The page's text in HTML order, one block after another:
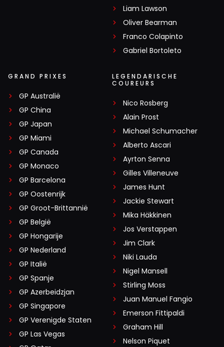
Liam Lawson
Oliver Bearman
Franco Colapinto
Gabriel Bortoleto
GRAND PRIXES
GP Australië
GP China
GP Japan
GP Miami
GP Canada
GP Monaco
GP Barcelona
GP Oostenrijk
GP Groot-Brittannië
GP België
GP Hongarije
GP Nederland
GP Italië
GP Spanje
GP Azerbeidzjan
GP Singapore
GP Verenigde Staten
GP Las Vegas
LEGENDARISCHE
COUREURS
Nico Rosberg
Alain Prost
Michael Schumacher
Alberto Ascari
Ayrton Senna
Gilles Villeneuve
James Hunt
Jackie Stewart
Mika Häkkinen
Jos Verstappen
Jim Clark
Niki Lauda
Nigel Mansell
Stirling Moss
Juan Manuel Fangio
Emerson Fittipaldi
Graham Hill
Nelson Piquet